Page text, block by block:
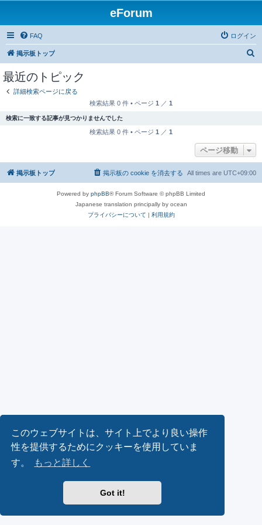
このウェブサイトは、サイト上でより良い操作
性を提供するためにクッキーを使用していま
す。
もっと詳しく
Got it!
eForum
FAQ ログイン
掲示板トップ
最近のトピック
詳細検索ページに戻る
検索結果 0 件 • ページ 1 ／ 1
検索に一致する記事が見つかりませんでした
検索結果 0 件 • ページ 1 ／ 1
ページ移動
掲示板トップ All times are UTC+09:00
掲示板の cookie を消去する
Powered by phpBB® Forum Software © phpBB Limited
Japanese translation principally by ocean
プライバシーについて | 利用規約